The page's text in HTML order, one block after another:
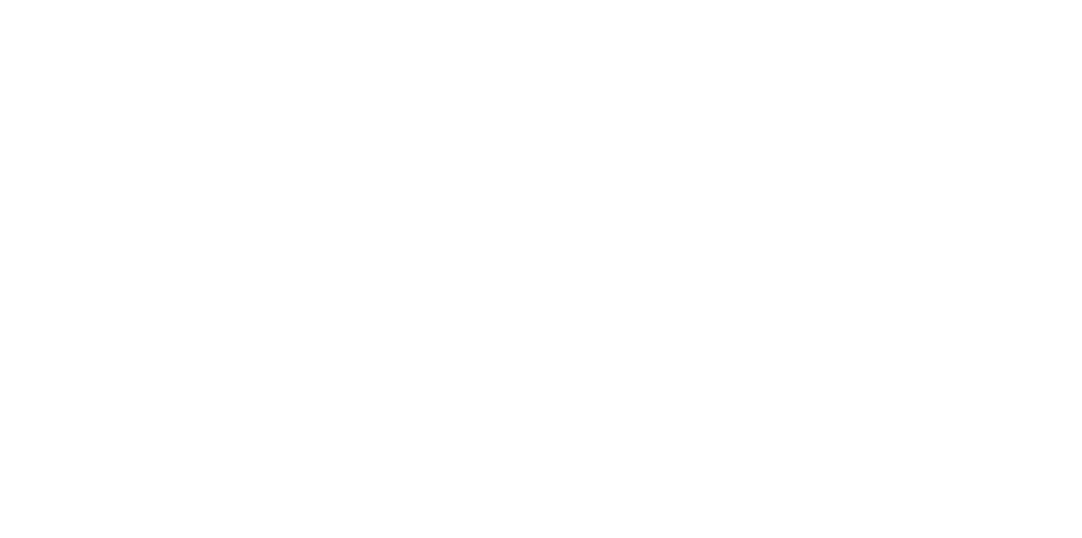
v sousedním hotelu (v případě, že nebude u bazénu plno a povolí to majitel_nutno vždy předem vykomunikovat na místě).